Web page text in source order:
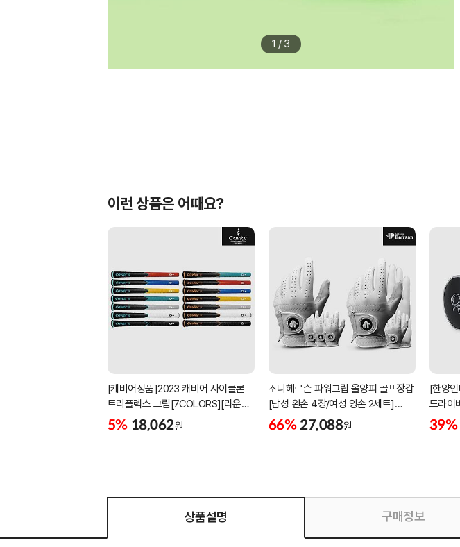
1 / 3
이런 상품은 어때요?
[캐비어정품]2023 캐비어 사이클론
트리플렉스 그립[7COLORS][라운드]
[39g/42g/46g/50g][R/S 토크]
5% 18,062원
조니헤르슨 파워그립 올양피 골프장갑
[남성 왼손 4장/여성 양손 2세트]
[화이트][케이스포함]
66% 27,088원
[한양
드라이
[HD-
39%
상품설명 구매정보